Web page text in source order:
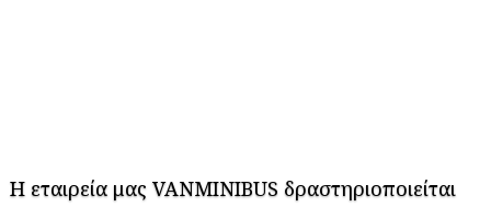
Η εταιρεία μας VANMINIBUS δραστηριοποιείται